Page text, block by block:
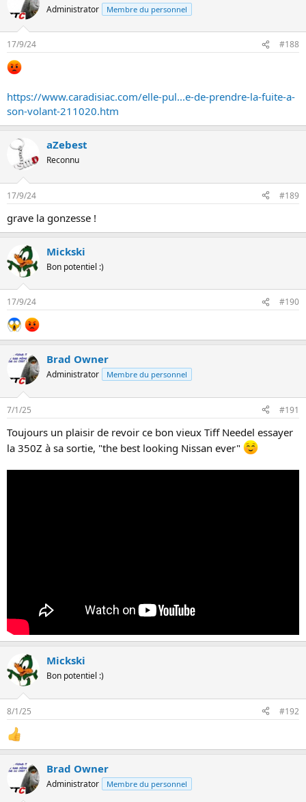
Administrator Membre du personnel
17/9/24 #188
https://www.caradisiac.com/elle-pul...e-de-prendre-la-fuite-a-
son-volant-211020.htm
aZebest
Reconnu
17/9/24 #189
grave la gonzesse !
Mickski
Bon potentiel :)
17/9/24 #190
Brad Owner
Administrator Membre du personnel
7/1/25 #191
Toujours un plaisir de revoir ce bon vieux Tiff Needel essayer
la 350Z à sa sortie, "the best looking Nissan ever"
Mickski
Bon potentiel :)
8/1/25 #192
Brad Owner
Administrator Membre du personnel